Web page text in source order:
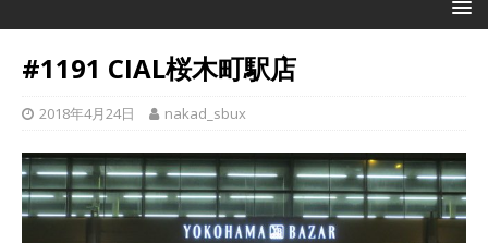
#1191 CIAL桜木町駅店
2018年4月24日 nakad_sbux